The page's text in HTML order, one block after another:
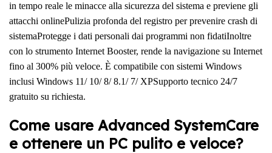
in tempo reale le minacce alla sicurezza del sistema e previene gli
attacchi onlinePulizia profonda del registro per prevenire crash di
sistemaProtegge i dati personali dai programmi non fidatiInoltre
con lo strumento Internet Booster, rende la navigazione su Internet
fino al 300% più veloce. È compatibile con sistemi Windows
inclusi Windows 11/ 10/ 8/ 8.1/ 7/ XPSupporto tecnico 24/7
gratuito su richiesta.
Come usare Advanced SystemCare
e ottenere un PC pulito e veloce?